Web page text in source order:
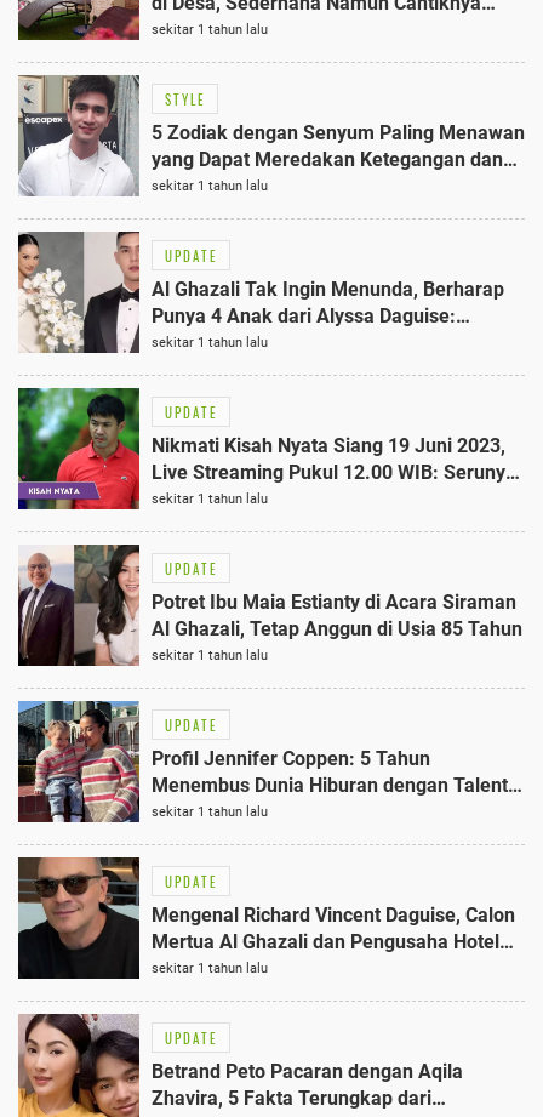
Bikin Nyaman
sekitar 1 tahun lalu
STYLE
5 Zodiak dengan Senyum Paling Menawan
yang Dapat Meredakan Ketegangan dan
Menyejukkan Hati
sekitar 1 tahun lalu
UPDATE
Al Ghazali Tak Ingin Menunda, Berharap
Punya 4 Anak dari Alyssa Daguise:
Keinginan Terbaik Pasangan Selebriti
sekitar 1 tahun lalu
UPDATE
Nikmati Kisah Nyata Siang 19 Juni 2023,
Live Streaming Pukul 12.00 WIB: Serunya
Cerita Kehidupan!
sekitar 1 tahun lalu
UPDATE
Potret Ibu Maia Estianty di Acara Siraman
Al Ghazali, Tetap Anggun di Usia 85 Tahun
sekitar 1 tahun lalu
UPDATE
Profil Jennifer Coppen: 5 Tahun
Menembus Dunia Hiburan dengan Talenta
dan Dedikasi Terbaik
sekitar 1 tahun lalu
UPDATE
Mengenal Richard Vincent Daguise, Calon
Mertua Al Ghazali dan Pengusaha Hotel
Sukses 2025
sekitar 1 tahun lalu
UPDATE
Betrand Peto Pacaran dengan Aqila
Zhavira, 5 Fakta Terungkap dari